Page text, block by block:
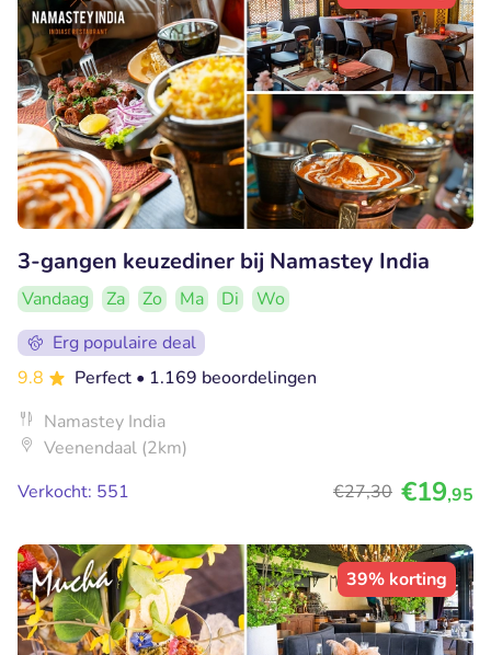
3-gangen keuzediner bij Namastey India
Vandaag Za Zo Ma Di
Wo
Erg populaire deal
9.8
Perfect • 1.169 beoordelingen
Namastey India
Veenendaal (2km)
Verkocht: 551
€27,30 €19,95
39% korting